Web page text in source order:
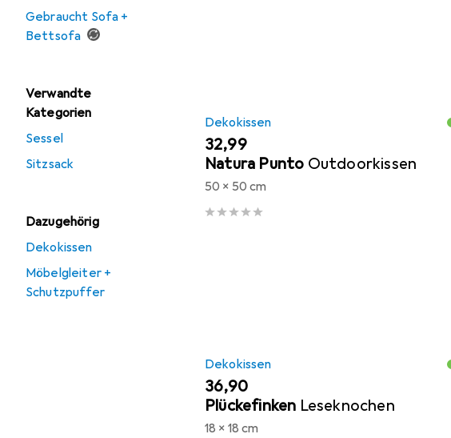
Gebraucht Sofa +
Bettsofa
Verwandte
Kategorien
Sessel
Sitzsack
Dazugehörig
Dekokissen
Möbelgleiter +
Schutzpuffer
Dekokissen
EUR
32,99
Natura Punto Outdoorkissen
50 x 50 cm
Dekokissen
EUR
36,90
Plückefinken Leseknochen
18 x 18 cm